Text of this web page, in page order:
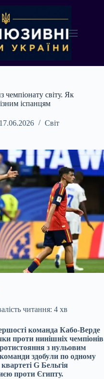
світу. Як
іспанцям
17.06.2026 Світ
читання: 4 хв
команда Кабо-Верде
проти нинішніх чемпіонів
з нульовим
здобули по одному
G Бельгія
проти Єгипту.